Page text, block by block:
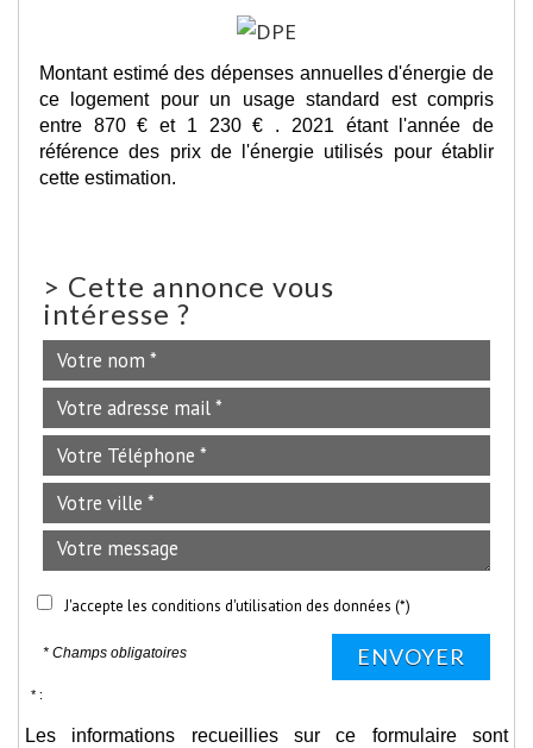
Montant estimé des dépenses annuelles d'énergie de
ce logement pour un usage standard est compris
entre 870 € et 1 230 € . 2021 étant l'année de
référence des prix de l'énergie utilisés pour établir
cette estimation.
> Cette annonce vous
intéresse ?
J'accepte les conditions d'utilisation des données (*)
* Champs obligatoires ENVOYER
* :
Les informations recueillies sur ce formulaire sont